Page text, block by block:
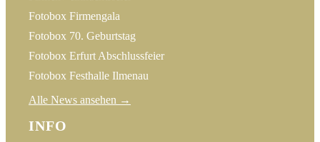
Fotobox Firmengala
Fotobox 70. Geburtstag
Fotobox Erfurt Abschlussfeier
Fotobox Festhalle Ilmenau
Alle News ansehen →
INFO